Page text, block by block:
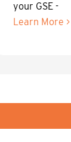
your GSE -
Learn More >